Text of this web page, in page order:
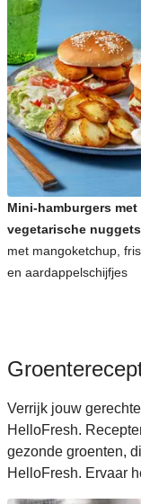
Snelle
Mini-hamburgers met
vegetarische nuggets
met mangoketchup,
en aardappelschijfjes
Verrijk jouw
HelloFresh.
gezonde groenten,
HelloFresh. Ervaar